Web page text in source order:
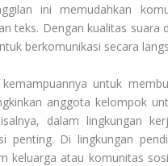
ini memudahkan
teks. Dengan kualitas suara
berkomunikasi secara
untuk
anggota kelompok
dalam lingkungan
penting. Di lingkungan
keluarga atau komunitas